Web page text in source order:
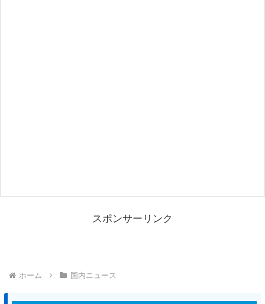
スポンサーリンク
ホーム 国内ニュース